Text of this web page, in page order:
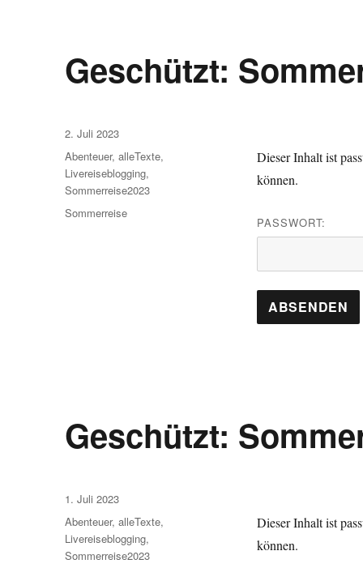
Geschützt:
Dieser Inhalt ist
können.
PASSWORT:
Veröffentlicht
am
2. Juli 2023
Kategorien
Abenteuer,alleTexte,
Livereiseblogging,
Sommerreise2023
Schlagwörter
Sommerreise
Geschützt:
Dieser Inhalt ist
können.
Veröffentlicht
am
1. Juli 2023
Kategorien
Abenteuer,alleTexte,
Livereiseblogging,
Sommerreise2023